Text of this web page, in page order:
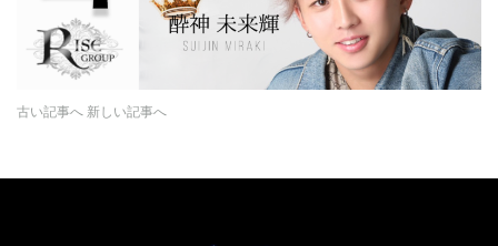
古い記事へ 新しい記事へ